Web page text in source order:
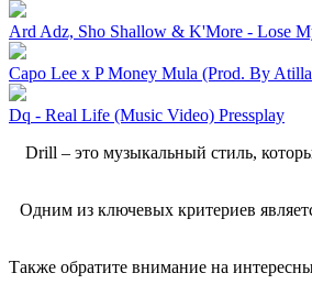
Ard Adz, Sho Shallow & K'More - Lose
Capo Lee x P Money Mula (Prod. By
Dq - Real Life (Music Video) Pressplay
Drill – это музыкальный стиль,
Одним из ключевых критериев
Также обратите внимание на